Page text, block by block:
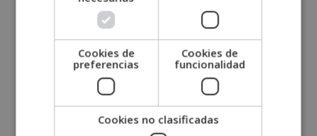
Másters Psicología
Másters Recursos Humanos
Másters Sanidad
Másters Seguridad
Másters Tecnología
Cookies de
preferencias
Cookies de
funcionalidad
Cookies no clasificadas